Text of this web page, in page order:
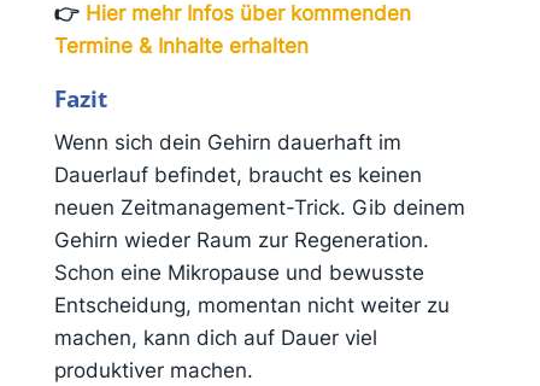
👉 Hier mehr Infos über kommenden
Termine & Inhalte erhalten
Fazit
Wenn sich dein Gehirn dauerhaft im
Dauerlauf befindet, braucht es keinen
neuen Zeitmanagement-Trick. Gib deinem
Gehirn wieder Raum zur Regeneration.
Schon eine Mikropause und bewusste
Entscheidung, momentan nicht weiter zu
machen, kann dich auf Dauer viel
produktiver machen.